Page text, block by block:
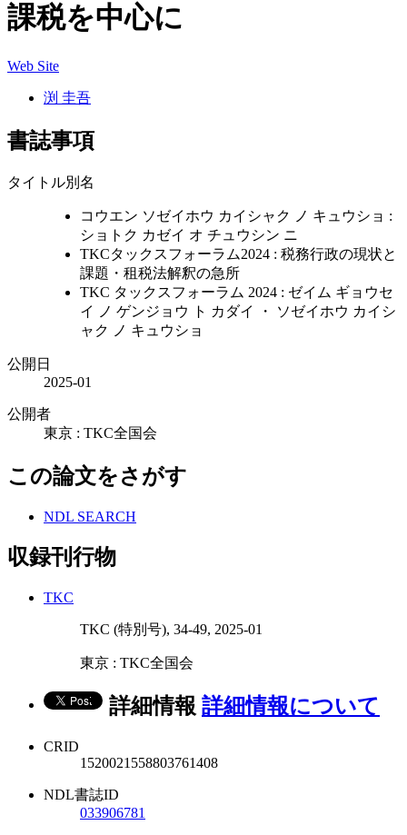
課税を中心に
Web Site
渕 圭吾
書誌事項
タイトル別名
コウエン ソゼイホウ カイシャク ノ キュウショ :
ショトク カゼイ オ チュウシン ニ
TKCタックスフォーラム2024 : 税務行政の現状と
課題・租税法解釈の急所
TKC タックスフォーラム 2024 : ゼイム ギョウセ
イ ノ ゲンジョウ ト カダイ ・ ソゼイホウ カイシ
ャク ノ キュウショ
公開日
2025-01
公開者
東京 : TKC全国会
この論文をさがす
NDL SEARCH
収録刊行物
TKC
TKC (特別号), 34-49, 2025-01
東京 : TKC全国会
詳細情報 詳細情報について
CRID
1520021558803761408
NDL書誌ID
033906781